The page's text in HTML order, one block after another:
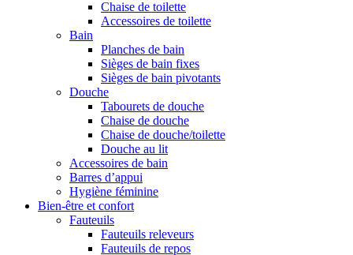
Chaise de toilette
Accessoires de toilette
Bain
Planches de bain
Sièges de bain fixes
Sièges de bain pivotants
Douche
Tabourets de douche
Chaise de douche
Chaise de douche/toilette
Douche au lit
Accessoires de bain
Barres d’appui
Hygiène féminine
Bien-être et confort
Fauteuils
Fauteuils releveurs
Fauteuils de repos